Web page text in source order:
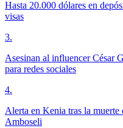
Hasta 20.000 dólares en
visas
3.
Asesinan al influencer César
para redes sociales
4.
Alerta en Kenia tras la muerte
Amboseli